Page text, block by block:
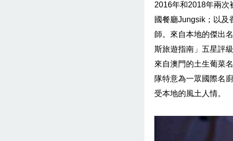
2016年和2018年兩次
國餐廳Jungsik；以及
師。來自本地的傑出
斯旅遊指南」五星評
來自澳門的土生葡菜
隊特意為一眾國際名
受本地的風土人情。